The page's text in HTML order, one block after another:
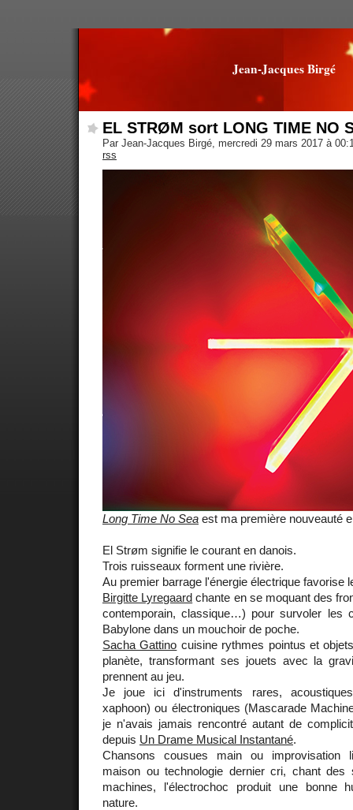
Jean-Jacques Birgé
EL STRØM sort LONG TIME NO
Par Jean-Jacques Birgé, mercredi 29 mars 2017 à
rss
Long Time No Sea est ma première nouveauté
El Strøm signifie le courant en danois.
Trois ruisseaux forment une rivière.
Au premier barrage l'énergie électrique favorise
Birgitte Lyregaard chante en se moquant des
contemporain, classique…) pour survoler les
Babylone dans un mouchoir de poche.
Sacha Gattino cuisine rythmes pointus et
planète, transformant ses jouets avec la
prennent au jeu.
Je joue ici d'instruments rares,
xaphoon) ou électroniques (Mascarade
je n'avais jamais rencontré autant de
depuis Un Drame Musical Instantané.
Chansons cousues main ou improvisation
maison ou technologie dernier cri, chant des
machines, l'électrochoc produit une bonne
nature.